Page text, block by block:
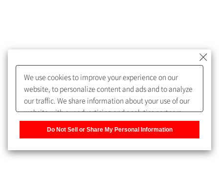
めします。
My SHIMADZU for Analyticalへ登録いただくと、技術情報や
取扱説明書・Webinarなどの閲覧ができます。
うになります。
We use cookies to improve your experience on our
website, to personalize content and ads and to analyze
our traffic. We share information about your use of our
website with our advertising and analytics partners,
Do Not Sell or Share My Personal Information